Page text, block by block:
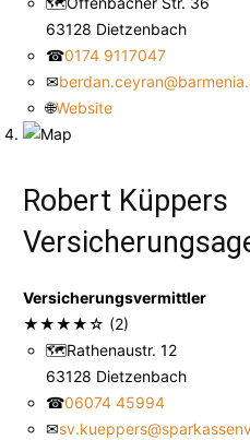
63128 Dietzenbach
☎0174 9117047
✉
🌐Website
Robert Küppers
Versicherungsvermittler
★★★★☆ (2)
🗺Rathenaustr. 12
63128 Dietzenbach
☎06074 45994
✉